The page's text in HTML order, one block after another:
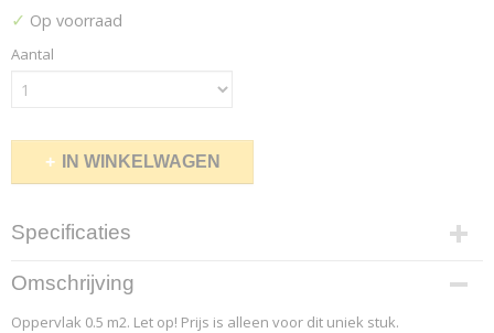
✓ Op voorraad
Aantal
IN WINKELWAGEN
Specificaties
Productcode leverancier
20-1
Omschrijving
Oppervlak 0.5 m2. Let op! Prijs is alleen voor dit uniek stuk.